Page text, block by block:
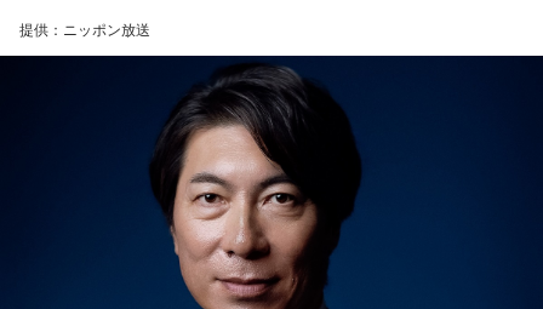
1． 鳩のぬいぐるみ
2． パスポートなどの身分証
3． 買ったばかりの乾電池
この心理テストでわかることは、追い詰められた時に出る、
あなたの「究極の裏の顔」です。
とっさに握りしめたものは、あなたが窮地で無意識に守ろう
とする「本当に大切なもの」を暗示しています。冷静ではい
られない極限の場面でこそ、普段は隠れているあなたの本性
提供：ニッポン放送